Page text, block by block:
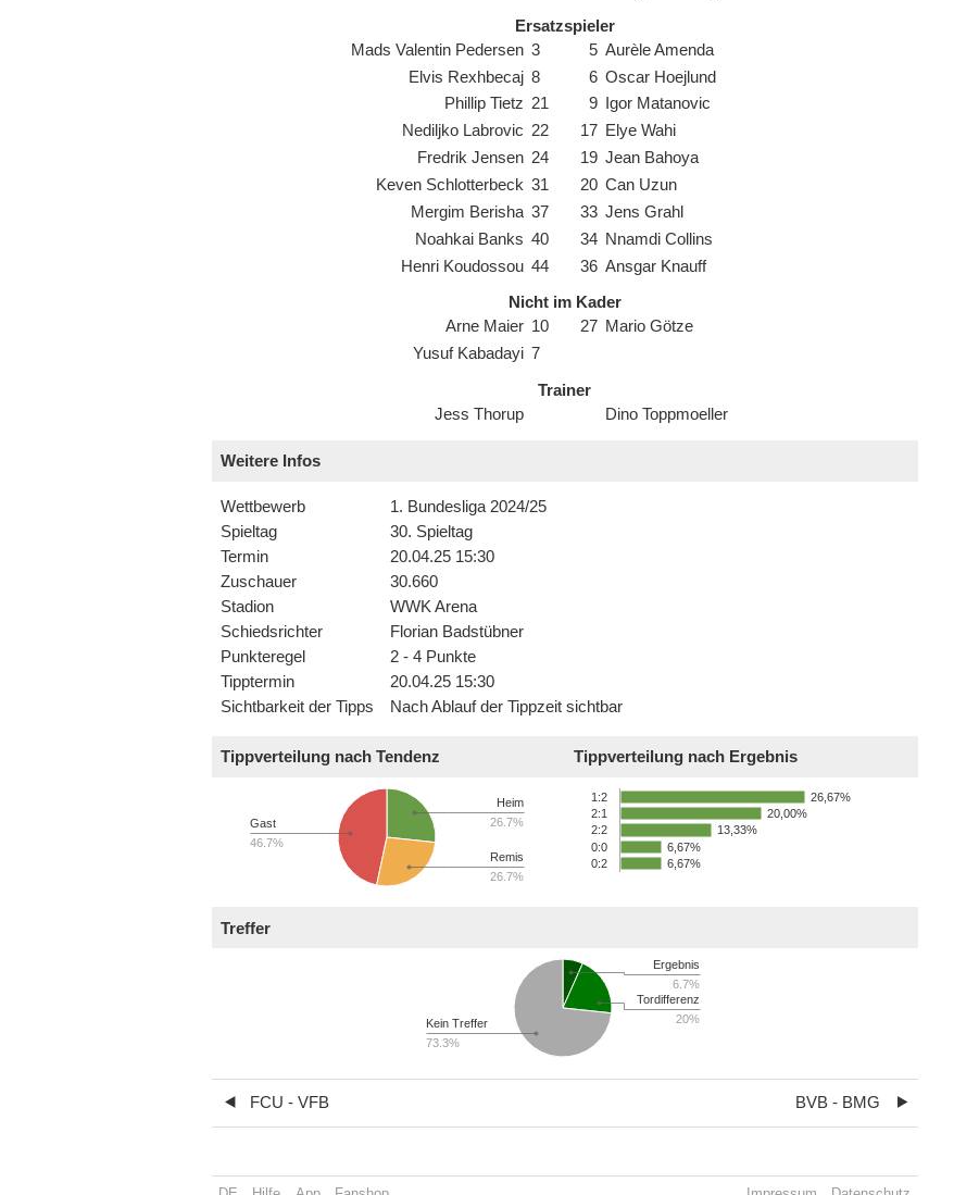
Ersatzspieler
Mads Valentin Pedersen 3 5 Aurèle Amenda
Elvis Rexhbecaj 8 6 Oscar Hoejlund
Phillip Tietz 21 9
Igor Matanovic
Nediljko Labrovic 22 17 Elye Wahi
Fredrik Jensen 24 19 Jean Bahoya
Keven Schlotterbeck 31 20 Can Uzun
Mergim Berisha 37 33 Jens Grahl
Noahkai Banks 40 34 Nnamdi Collins
Henri Koudossou 44 36 Ansgar Knauff
Nicht im Kader
Arne Maier 10 27 Mario Götze
Yusuf Kabadayi 7
Trainer
Jess Thorup
Dino Toppmoeller
Weitere Infos
Wettbewerb
1. Bundesliga 2024/25
Spieltag
30. Spieltag
Termin
20.04.25 15:30
Zuschauer
30.660
Stadion
WWK Arena
Schiedsrichter
Florian Badstübner
Punkteregel
2 - 4 Punkte
Tipptermin
20.04.25 15:30
Sichtbarkeit der Tipps
Nach Ablauf der Tippzeit sichtbar
Tippverteilung nach Tendenz
Heim
26.7%
Remis
26.7%
Gast
46.7%
Tippverteilung nach Ergebnis
1:2
2:1
2:2
0:0
0:2
26,67%
20,00%
13,33%
6,67%
6,67%
Treffer
Ergebnis
6.7%
Tordifferenz
20%
Kein Treffer
73.3%
FCU - VFB BVB - BMG